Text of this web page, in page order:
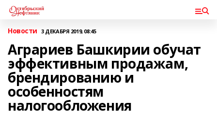
Новости 3 ДЕКАБРЯ 2019, 08:45
Аграриев Башкирии обучат
эффективным продажам,
брендированию и
особенностям
налогообложения